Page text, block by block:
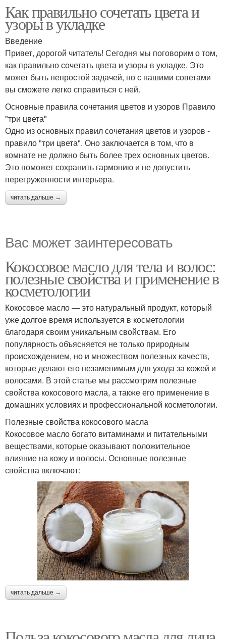
Как правильно сочетать цвета и
узоры в укладке
Введение
Привет, дорогой читатель! Сегодня мы поговорим о том,
как правильно сочетать цвета и узоры в укладке. Это
может быть непростой задачей, но с нашими советами
вы сможете легко справиться с ней.
Основные правила сочетания цветов и узоров Правило
"три цвета"
Одно из основных правил сочетания цветов и узоров -
правило "три цвета". Оно заключается в том, что в
комнате не должно быть более трех основных цветов.
Это поможет сохранить гармонию и не допустить
перегруженности интерьера.
читать дальше →
Вас может заинтересовать
Кокосовое масло для тела и волос:
полезные свойства и применение в
косметологии
Кокосовое масло — это натуральный продукт, который
уже долгое время используется в косметологии
благодаря своим уникальным свойствам. Его
популярность объясняется не только природным
происхождением, но и множеством полезных качеств,
которые делают его незаменимым для ухода за кожей и
волосами. В этой статье мы рассмотрим полезные
свойства кокосового масла, а также его применение в
домашних условиях и профессиональной косметологии.
Полезные свойства кокосового масла
Кокосовое масло богато витаминами и питательными
веществами, которые оказывают положительное
влияние на кожу и волосы. Основные полезные
свойства включают:
читать дальше →